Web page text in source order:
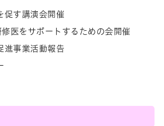
促す講演会開催
医をサポートするための会開催
進事業活動報告